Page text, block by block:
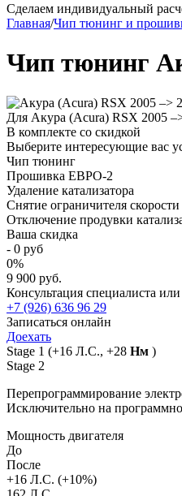
Сделаем индивидуальный
Главная/Чип тюнинг и
Чип тюнинг
Для Акура (Acura) RSX 2005
В комплекте со скидкой
Выберите интересующие вас
Чип тюнинг
Прошивка ЕВРО-2
Удаление катализатора
Снятие ограничителя скорости
Отключение продувки
Ваша скидка
- 0 руб
0%
9 900 руб.
Консультация специалиста
+7 (926) 636 96 29
Записаться онлайн
Доехать
Stage 1 (+16 Л.С., +28 Нм )
Stage 2
Перепрограммирование
Исключительно на
Мощность двигателя
До
После
+16 Л.С. (+10%)